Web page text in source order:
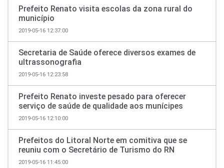
Prefeito Renato visita escolas da zona rural do
município
2019-05-16 12:37:00
Secretaria de Saúde oferece diversos exames de
ultrassonografia
2019-05-16 12:23:58
Prefeito Renato investe pesado para oferecer
serviço de saúde de qualidade aos munícipes
2019-05-16 12:10:00
Prefeitos do Litoral Norte em comitiva que se
reuniu com o Secretário de Turismo do RN
2019-05-16 11:45:00